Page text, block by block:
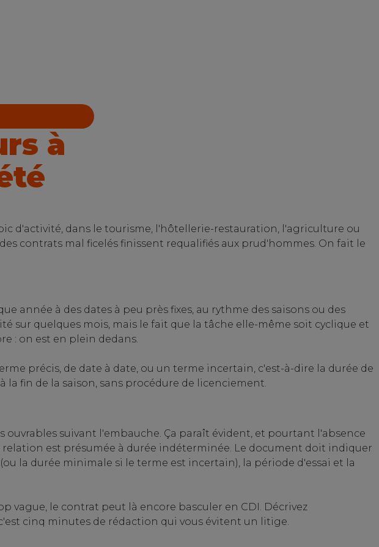
à
d'activité, dans le tourisme, l'hôtellerie-restauration, l'agriculture ou
contrats mal ficelés finissent requalifiés aux prud'hommes. On fait le
année à des dates à peu près fixes, au rythme des saisons ou des
sur quelques mois, mais le fait que la tâche elle-même soit cyclique et
: on est en plein dedans.
précis, de date à date, ou un terme incertain, c'est-à-dire la durée de
la fin de la saison, sans procédure de licenciement.
suivant l'embauche. Ça paraît évident, et pourtant l'absence
est présumée à durée indéterminée. Le document doit indiquer
la durée minimale si le terme est incertain), la période d'essai et la
vague, le contrat peut là encore basculer en CDI. Décrivez
cinq minutes de rédaction qui vous évitent un litige.